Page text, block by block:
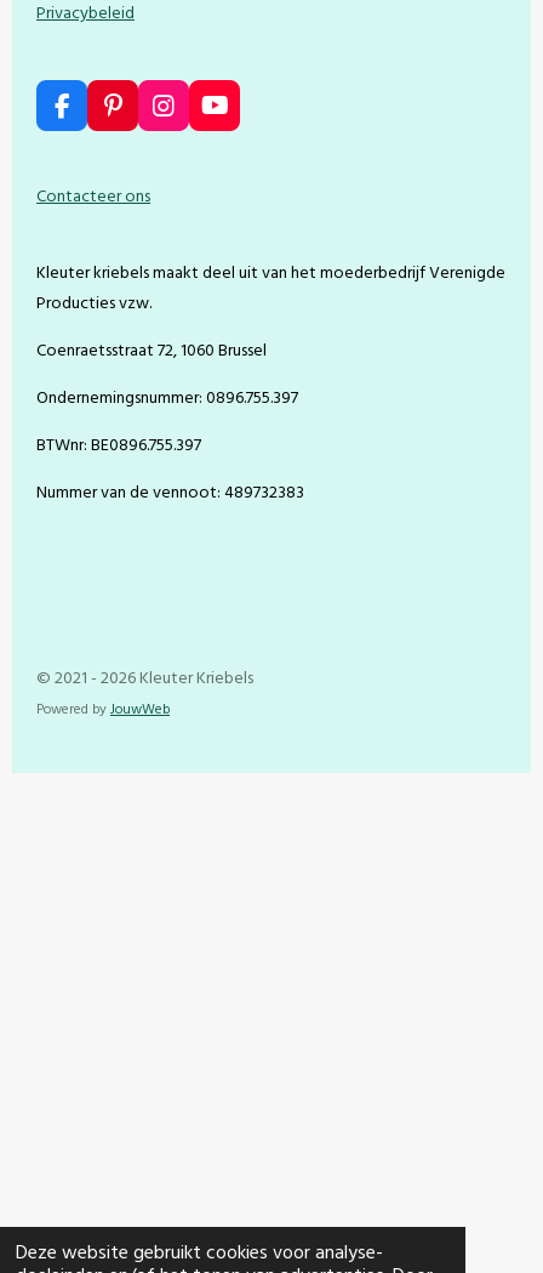
Deze website gebruikt cookies voor analyse-
Privacybeleid
F
a
e
b
k
P
i
e
s
t
I
n
a
Y
o
Contacteer ons
Kleuter kriebels maakt deel uit van het moederbedrijf Verenigde
Producties vzw.
Coenraetsstraat 72, 1060 Brussel
Ondernemingsnummer: 0896.755.397
BTWnr: BE0896.755.397
Nummer van de vennoot: 489732383
© 2021 - 2026 Kleuter Kriebels
Powered byJouwWeb